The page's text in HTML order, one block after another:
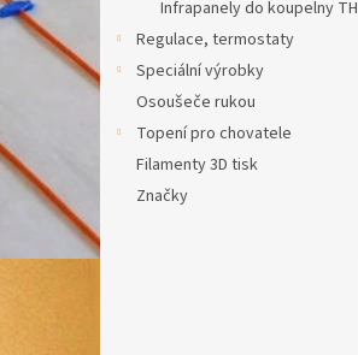
Infrapanely do koupelny TH
Regulace, termostaty
Speciální výrobky
Osoušeče rukou
Topení pro chovatele
Filamenty 3D tisk
Značky